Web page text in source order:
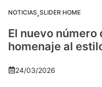
NOTICIAS,SLIDER HOME
El nuevo
homenaje al
24/03/2026